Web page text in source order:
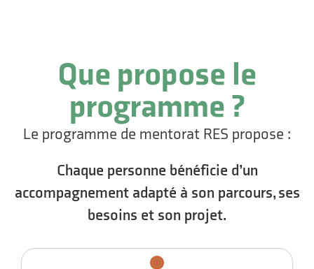
Que propose le
programme ?
Le programme de mentorat RES propose :
Chaque personne bénéficie d’un
accompagnement adapté à son parcours, ses
besoins et son projet.